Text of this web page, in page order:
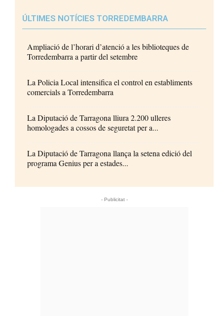
ÚLTIMES NOTÍCIES TORREDEMBARRA
Ampliació de l’horari d’atenció a les biblioteques de
Torredembarra a partir del setembre
La Policia Local intensifica el control en establiments
comercials a Torredembarra
La Diputació de Tarragona lliura 2.200 ulleres
homologades a cossos de seguretat per a...
La Diputació de Tarragona llança la setena edició del
programa Genius per a estades...
- Publicitat -